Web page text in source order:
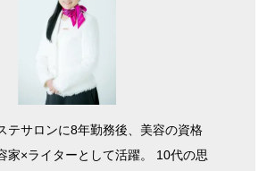
テサロンに8年勤務後、美容の資格
家×ライターとして活躍。 10代の思